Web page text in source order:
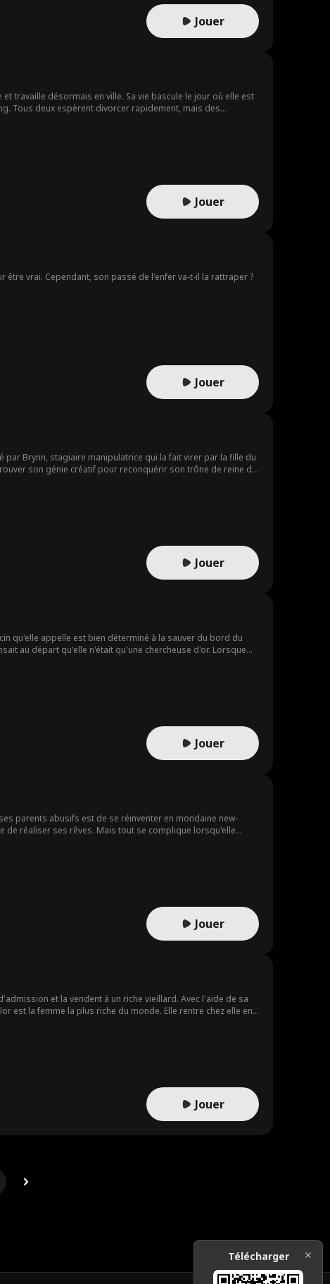
Jouer
travaille désormais en ville. Sa vie bascule le jour où elle est
Tous deux espèrent divorcer rapidement, mais des
Jouer
vrai. Cependant, son passé de l'enfer va-t-il la rattraper ?
Jouer
Brynn, stagiaire manipulatrice qui la fait virer par la fille du
son génie créatif pour reconquérir son trône de reine de
Jouer
qu'elle appelle est bien déterminé à la sauver du bord du
au départ qu'elle n'était qu'une chercheuse d'or. Lorsque
Jouer
parents abusifs est de se réinventer en mondaine new-
de réaliser ses rêves. Mais tout se complique lorsqu'elle
Jouer
et la vendent à un riche vieillard. Avec l'aide de sa
est la femme la plus riche du monde. Elle rentre chez elle en
Jouer
Télécharger